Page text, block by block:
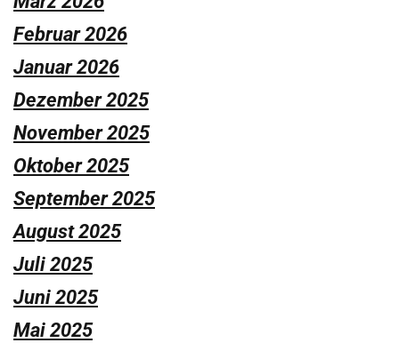
Februar 2026
Januar 2026
Dezember 2025
November 2025
Oktober 2025
September 2025
August 2025
Juli 2025
Juni 2025
Mai 2025